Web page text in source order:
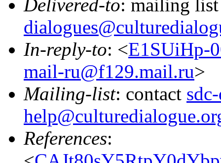
Delivered-to: mailing
In-reply-to: <E1SUiHp-
mail-ru@f129.mail.ru>
Mailing-list: contact
References: